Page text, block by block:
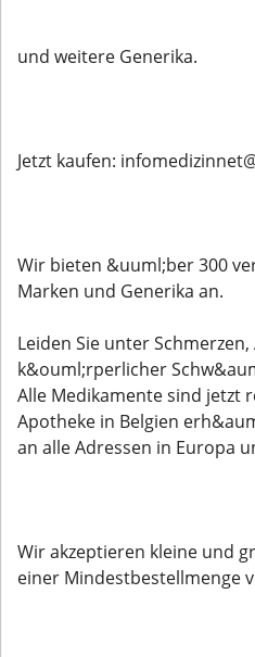
und weitere Generika.
Jetzt kaufen:
Wir bieten &uuml;ber 300
Marken und Generika an.
Leiden Sie unter
k&ouml;rperlicher
Alle Medikamente sind jetzt
Apotheke in Belgien
an alle Adressen in Europa
Wir akzeptieren kleine und
einer Mindestbestellmenge